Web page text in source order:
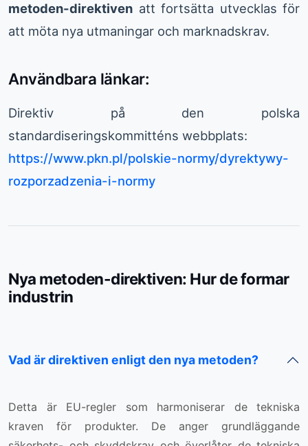
metoden-direktiven att fortsätta utvecklas för
att möta nya utmaningar och marknadskrav.
Användbara länkar:
Direktiv på den polska
standardiseringskommitténs webbplats:
https://www.pkn.pl/polskie-normy/dyrektywy-
rozporzadzenia-i-normy
Nya metoden-direktiven: Hur de formar
industrin
Vad är direktiven enligt den nya metoden?
Detta är EU-regler som harmoniserar de tekniska
kraven för produkter. De anger grundläggande